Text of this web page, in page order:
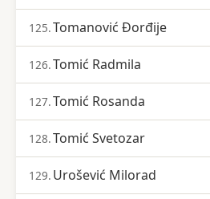
125.Tomanović Đorđije
126.Tomić Radmila
127.Tomić Rosanda
128.Tomić Svetozar
129. Urošević Milorad